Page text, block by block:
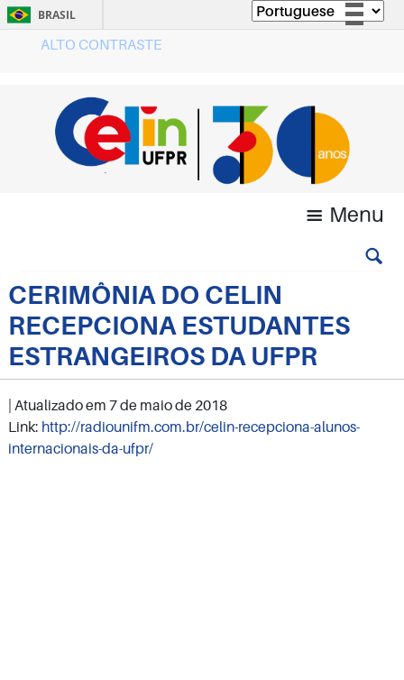
BRASIL
Acesso à informação
Legislação
Canais
ALTO CONTRASTE
Menu
CERIMÔNIA DO CELIN
RECEPCIONA ESTUDANTES
ESTRANGEIROS DA UFPR
| Atualizado em 7 de maio de 2018
Link: http://radiounifm.com.br/celin-recepciona-alunos-
internacionais-da-ufpr/